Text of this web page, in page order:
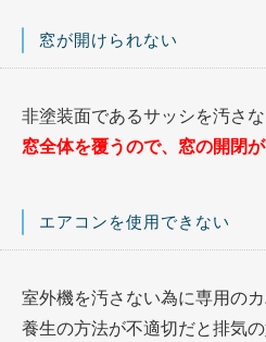
窓が開けられない
非塗装面であるサッシを汚さ
窓全体を覆うので、窓の開閉
エアコンを使用できない
室外機を汚さない為に専用の
養生の方法が不適切だと排気